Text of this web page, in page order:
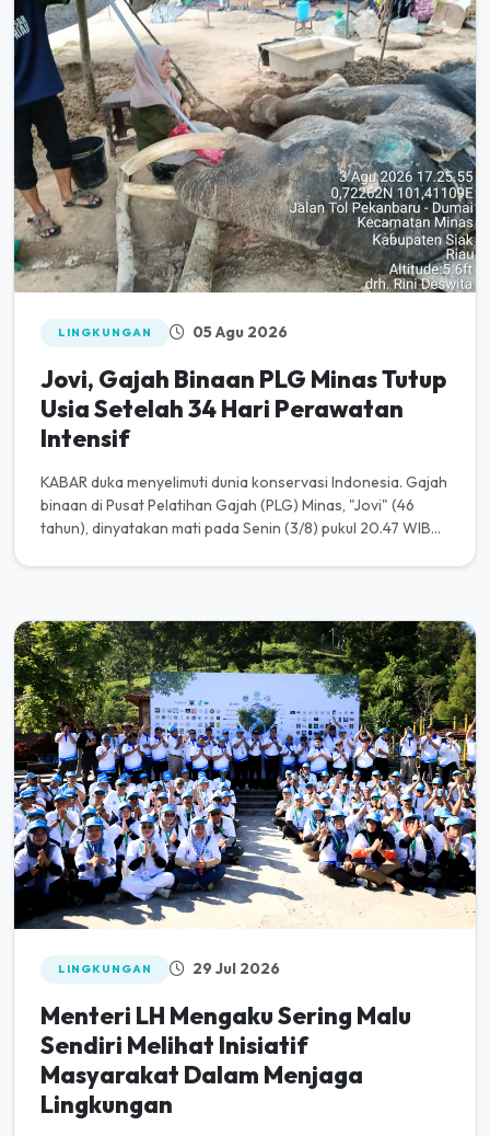
LINGKUNGAN 05 Agu 2026
Jovi, Gajah Binaan PLG Minas Tutup
Usia Setelah 34 Hari Perawatan
Intensif
KABAR duka menyelimuti dunia konservasi Indonesia. Gajah
binaan di Pusat Pelatihan Gajah (PLG) Minas, "Jovi" (46
tahun), dinyatakan mati pada Senin (3/8) pukul 20.47 WIB
LINGKUNGAN 29 Jul 2026
Menteri LH Mengaku Sering Malu
Sendiri Melihat Inisiatif
Masyarakat Dalam Menjaga
Lingkungan